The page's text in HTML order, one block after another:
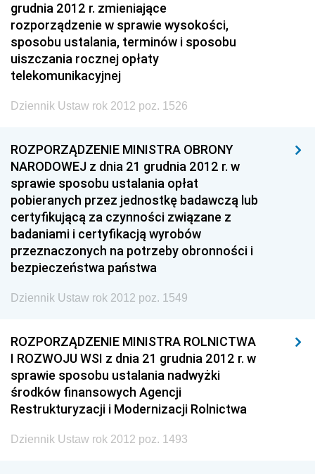
grudnia 2012 r. zmieniające
rozporządzenie w sprawie wysokości,
sposobu ustalania, terminów i sposobu
uiszczania rocznej opłaty
telekomunikacyjnej
Dziennik Ustaw rok 2012 poz. 1526
ROZPORZĄDZENIE MINISTRA OBRONY
NARODOWEJ z dnia 21 grudnia 2012 r. w
sprawie sposobu ustalania opłat
pobieranych przez jednostkę badawczą lub
certyfikującą za czynności związane z
badaniami i certyfikacją wyrobów
przeznaczonych na potrzeby obronności i
bezpieczeństwa państwa
Dziennik Ustaw rok 2012 poz. 1549
ROZPORZĄDZENIE MINISTRA ROLNICTWA
I ROZWOJU WSI z dnia 21 grudnia 2012 r. w
sprawie sposobu ustalania nadwyżki
środków finansowych Agencji
Restrukturyzacji i Modernizacji Rolnictwa
Dziennik Ustaw rok 2012 poz. 1493